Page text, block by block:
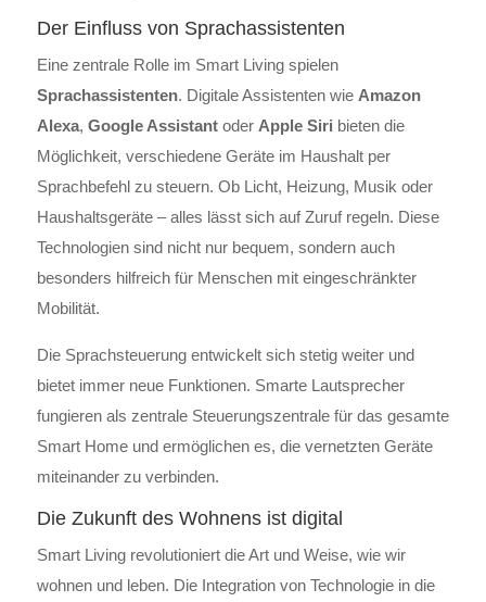
Der Einfluss von Sprachassistenten
Eine zentrale Rolle im Smart Living spielen
Sprachassistenten. Digitale Assistenten wie Amazon
Alexa, Google Assistantoder Apple Siri bieten die
Möglichkeit, verschiedene Geräte im Haushalt per
Sprachbefehl zu steuern. Ob Licht, Heizung, Musik oder
Haushaltsgeräte – alles lässt sich auf Zuruf regeln. Diese
Technologien sind nicht nur bequem, sondern auch
besonders hilfreich für Menschen mit eingeschränkter
Mobilität.
Die Sprachsteuerung entwickelt sich stetig weiter und
bietet immer neue Funktionen. Smarte Lautsprecher
fungieren als zentrale Steuerungszentrale für das gesamte
Smart Home und ermöglichen es, die vernetzten Geräte
miteinander zu verbinden.
Die Zukunft des Wohnens ist digital
Smart Living revolutioniert die Art und Weise, wie wir
wohnen und leben. Die Integration von Technologie in die